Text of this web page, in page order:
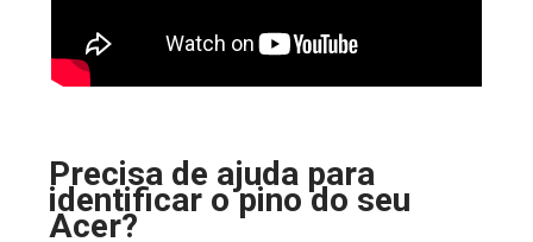
Precisa de ajuda para
identificar o pino do seu
Acer?